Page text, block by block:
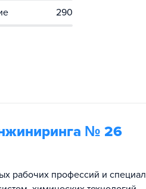
290
№ 26
рабочих профессий и